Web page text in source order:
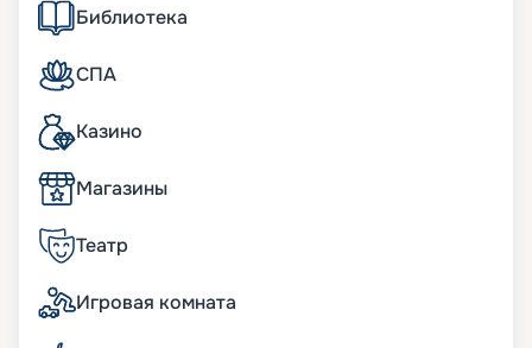
понравится проводить время взрослым и детям.
Также множество других развлекательных
мероприятий и услуг.
Развлечения на борту
широкую конструкцию в целых 65 метров. Она
создает просторную площадь для отдыха и
развлечений пассажиров. Например,
«Променад» и «Центральный парк» с живыми
растениями и деревьями.
«Королевский променад».
Библиотека
СПА
Казино
Магазины
Театр
Игровая комната